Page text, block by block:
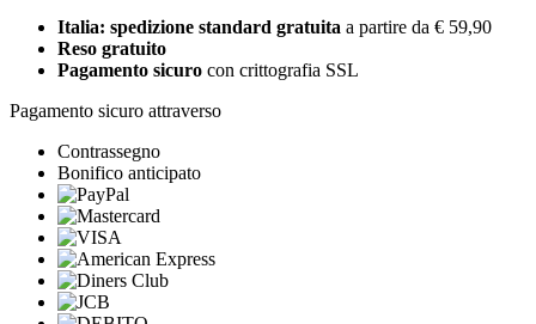
Italia: spedizione standard gratuita a partire da € 59,90
Reso gratuito
Pagamento sicuro con crittografia SSL
Pagamento sicuro attraverso
Contrassegno
Bonifico anticipato